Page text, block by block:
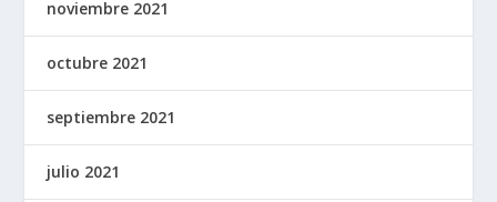
noviembre 2021
octubre 2021
septiembre 2021
julio 2021